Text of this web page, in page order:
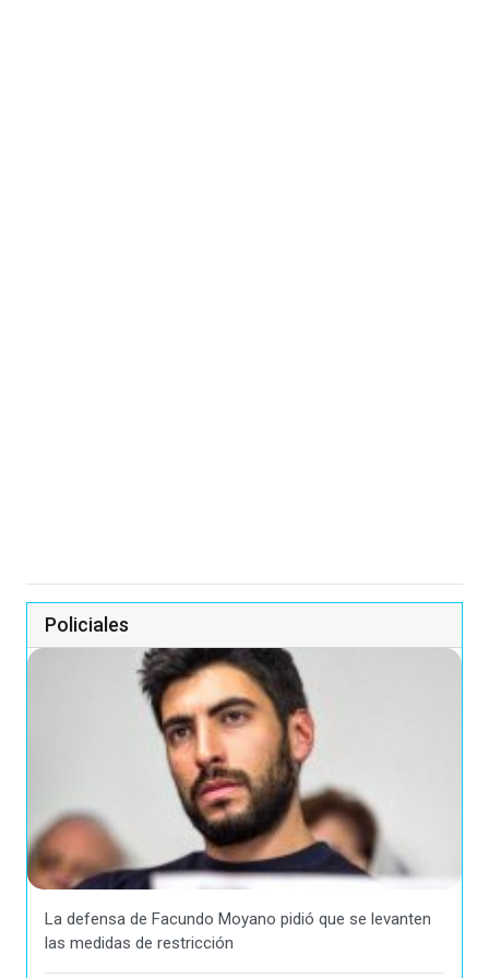
Policiales
La defensa de Facundo Moyano pidió que se levanten
las medidas de restricción